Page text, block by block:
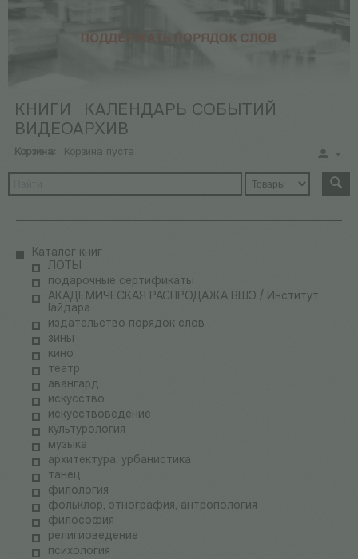
КНИГИ
КАЛЕНДАРЬ СОБЫТИЙ
ВИДЕОАРХИВ
Корзина: Корзина пуста
Каталог книг
ЛОТЫ
подарочные сертификаты
АКАДЕМИЧЕСКАЯ РАСПРОДАЖА ВШЭ / Институт
Гайдара
издательство порядок слов
зины
кино
театр
авангард
искусство
искусствоведение
культурология
музыка
архитектура, урбанистика
танец
филология
фольклор, этнография, антропология
философия
религиоведение
психология